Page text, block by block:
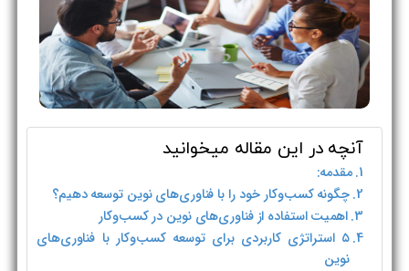
آنچه در این مقاله میخوانید
مقدمه:
چگونه کسب‌وکار خود را با فناوری‌های نوین توسعه دهیم؟
اهمیت استفاده از فناوری‌های نوین در کسب‌وکار
۵ استراتژی کاربردی برای توسعه کسب‌وکار با فناوری‌های
نوین